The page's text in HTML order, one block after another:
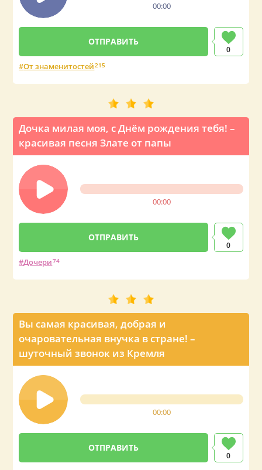
00:00
0
От знаменитостей215
Дочка милая моя, с Днём рождения тебя! –
красивая песня Злате от папы
00:00
0
Дочери74
Вы самая красивая, добрая и
очаровательная внучка в стране! –
шуточный звонок из Кремля
00:00
0